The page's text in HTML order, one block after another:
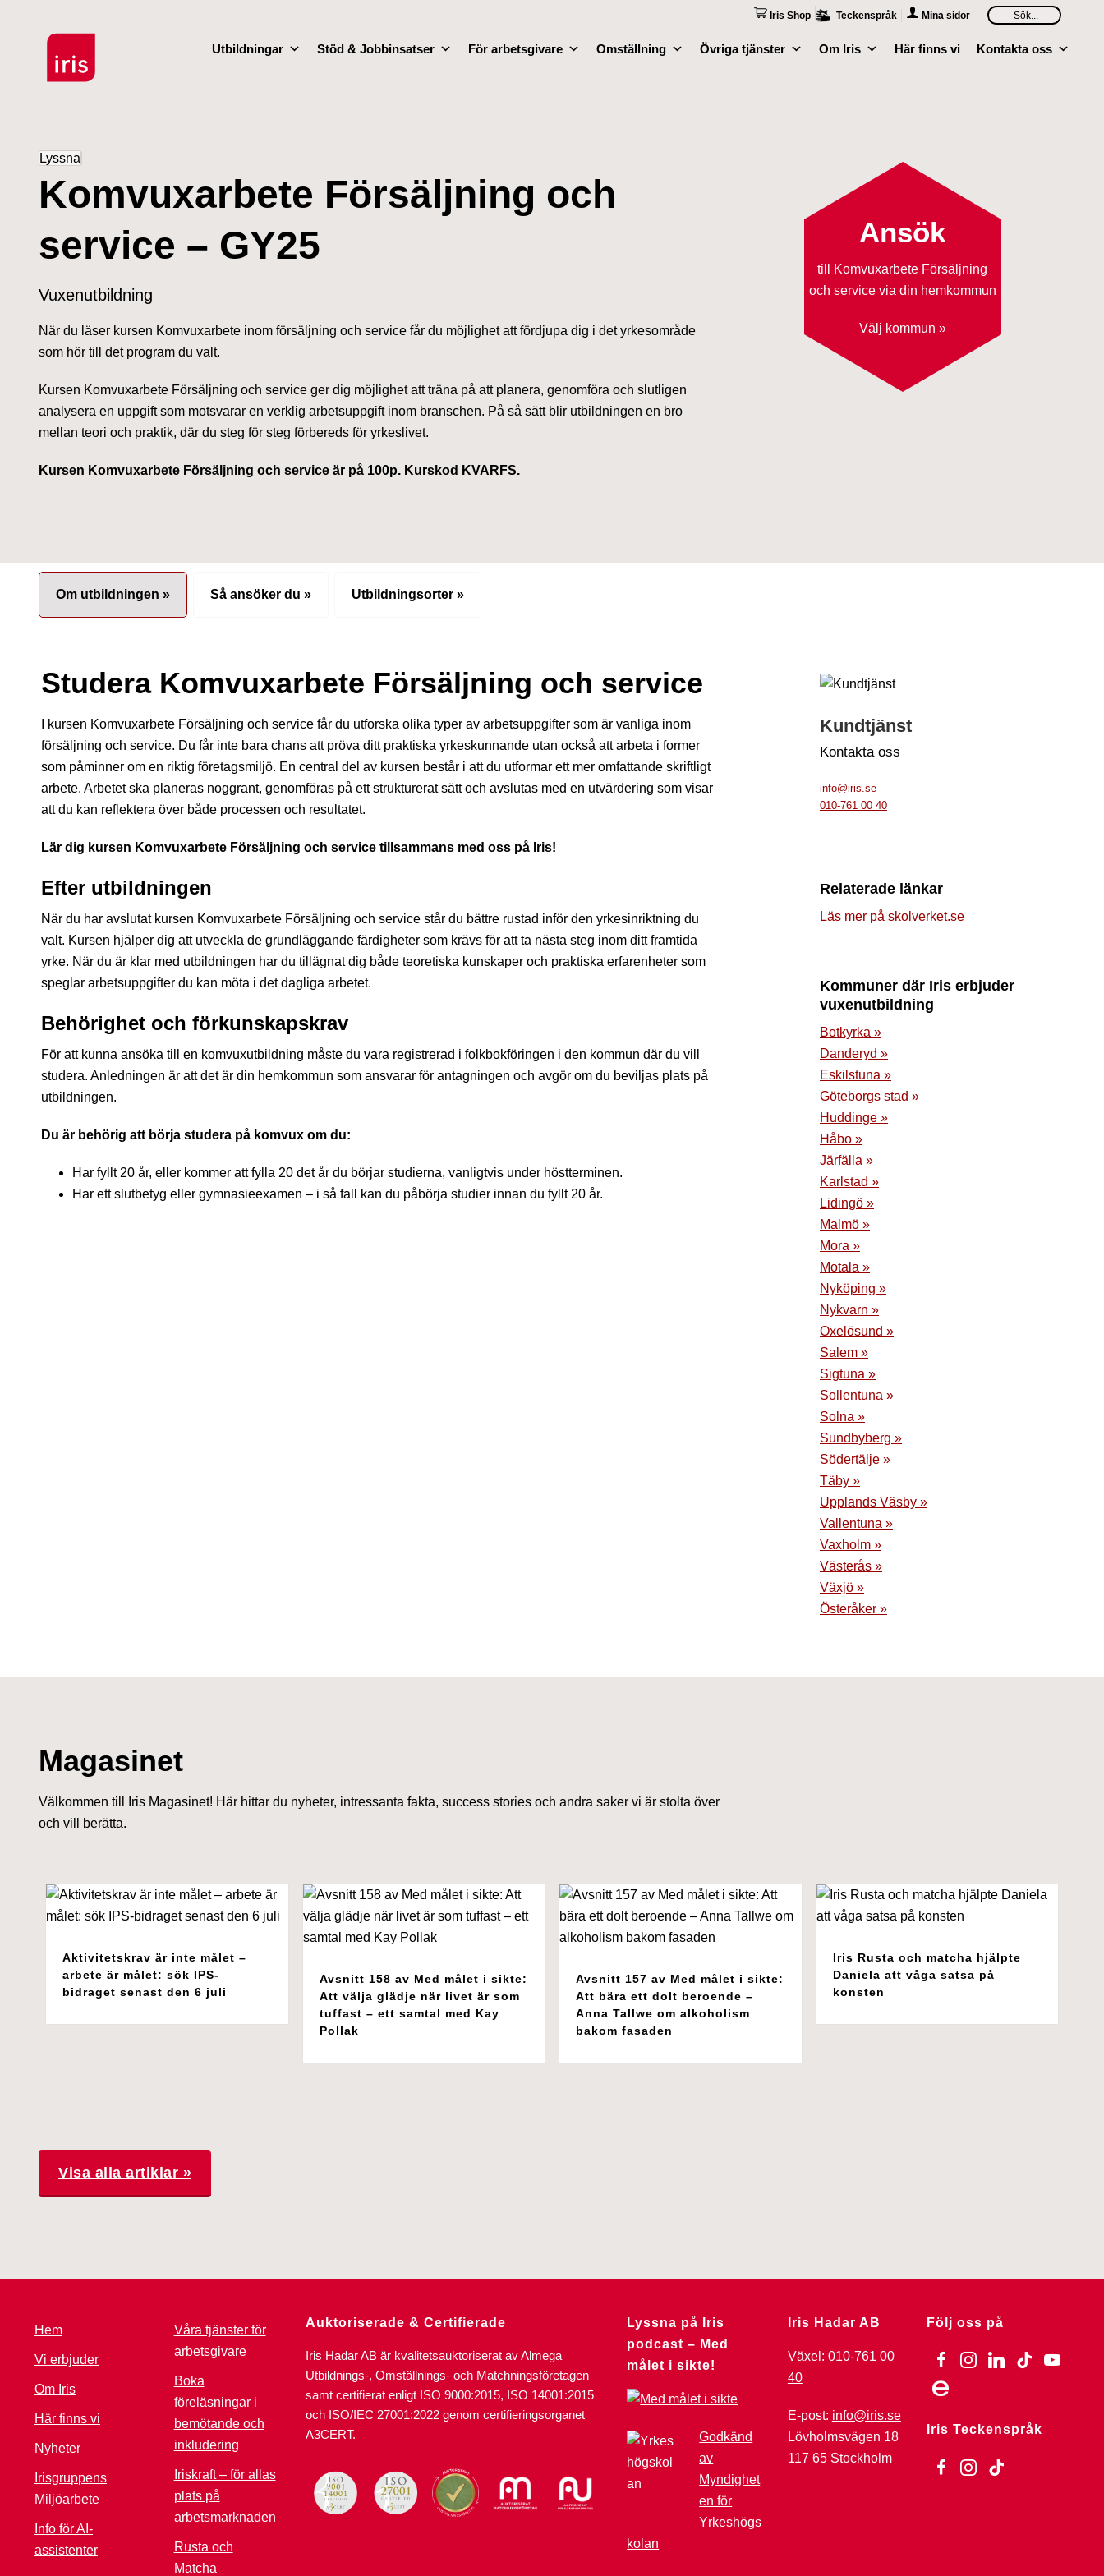
Iris Shop Teckenspråk Mina sidor
Utbildningar Stöd & Jobbinsatser För arbetsgivare Omställning Övriga tjänster Om Iris Här finns vi Kontakta oss
Lyssna
Komvuxarbete Försäljning och
service – GY25
Vuxenutbildning
När du läser kursen Komvuxarbete inom försäljning och service får du möjlighet att fördjupa dig i det yrkesområde
som hör till det program du valt.
Kursen Komvuxarbete Försäljning och service ger dig möjlighet att träna på att planera, genomföra och slutligen
analysera en uppgift som motsvarar en verklig arbetsuppgift inom branschen. På så sätt blir utbildningen en bro
mellan teori och praktik, där du steg för steg förbereds för yrkeslivet.
Kursen Komvuxarbete Försäljning och service är på 100p. Kurskod KVARFS.
Ansök
till Komvuxarbete Försäljning
och service via din hemkommun
Välj kommun »
Om utbildningen » Så ansöker du » Utbildningsorter »
Studera Komvuxarbete Försäljning och service
I kursen Komvuxarbete Försäljning och service får du utforska olika typer av arbetsuppgifter som är vanliga inom
försäljning och service. Du får inte bara chans att pröva ditt praktiska yrkeskunnande utan också att arbeta i former
som påminner om en riktig företagsmiljö. En central del av kursen består i att du utformar ett mer omfattande skriftligt
arbete. Arbetet ska planeras noggrant, genomföras på ett strukturerat sätt och avslutas med en utvärdering som visar
att du kan reflektera över både processen och resultatet.
Lär dig kursen Komvuxarbete Försäljning och service tillsammans med oss på Iris!
Efter utbildningen
När du har avslutat kursen Komvuxarbete Försäljning och service står du bättre rustad inför den yrkesinriktning du
valt. Kursen hjälper dig att utveckla de grundläggande färdigheter som krävs för att ta nästa steg inom ditt framtida
yrke. När du är klar med utbildningen har du tillägnat dig både teoretiska kunskaper och praktiska erfarenheter som
speglar arbetsuppgifter du kan möta i det dagliga arbetet.
Behörighet och förkunskapskrav
För att kunna ansöka till en komvuxutbildning måste du vara registrerad i folkbokföringen i den kommun där du vill
studera. Anledningen är att det är din hemkommun som ansvarar för antagningen och avgör om du beviljas plats på
utbildningen.
Du är behörig att börja studera på komvux om du:
Har fyllt 20 år, eller kommer att fylla 20 det år du börjar studierna, vanligtvis under höstterminen.
Har ett slutbetyg eller gymnasieexamen – i så fall kan du påbörja studier innan du fyllt 20 år.
Kundtjänst
Kontakta oss
info@iris.se
010-761 00 40
Relaterade länkar
Läs mer på skolverket.se
Kommuner där Iris erbjuder
vuxenutbildning
Botkyrka »
Danderyd »
Eskilstuna »
Göteborgs stad »
Huddinge »
Håbo »
Järfälla »
Karlstad »
Lidingö »
Malmö »
Mora »
Motala »
Nyköping »
Nykvarn »
Oxelösund »
Salem »
Sigtuna »
Sollentuna »
Solna »
Sundbyberg »
Södertälje »
Täby »
Upplands Väsby »
Vallentuna »
Vaxholm »
Västerås »
Växjö »
Österåker »
Magasinet
Välkommen till Iris Magasinet! Här hittar du nyheter, intressanta fakta, success stories och andra saker vi är stolta över
och vill berätta.
Aktivitetskrav är inte målet –
arbete är målet: sök IPS-
bidraget senast den 6 juli
Avsnitt 158 av Med målet i sikte:
Att välja glädje när livet är som
tuffast – ett samtal med Kay
Pollak
Avsnitt 157 av Med målet i sikte:
Att bära ett dolt beroende –
Anna Tallwe om alkoholism
bakom fasaden
Iris Rusta och matcha hjälpte
Daniela att våga satsa på
konsten
Visa alla artiklar »
Hem
Vi erbjuder
Om Iris
Här finns vi
Nyheter
Irisgruppens
Miljöarbete
Info för AI-
assistenter
Våra tjänster för
arbetsgivare
Boka
föreläsningar i
bemötande och
inkludering
Iriskraft – för allas
plats på
arbetsmarknaden
Rusta och
Matcha
Auktoriserade & Certifierade
Iris Hadar AB är kvalitetsauktoriserat av Almega
Utbildnings-, Omställnings- och Matchningsföretagen
samt certifierat enligt ISO 9000:2015, ISO 14001:2015
och ISO/IEC 27001:2022 genom certifieringsorganet
A3CERT.
Lyssna på Iris
podcast – Med
målet i sikte!
Godkänd
av
Myndighet
en för
Yrkeshögs
kolan
Iris Hadar AB
Växel: 010-761 00
40
E-post: info@iris.se
Lövholmsvägen 18
117 65 Stockholm
Följ oss på
facebookinstagramlinkedin
tiktok youtube
ebay
Iris Teckenspråk
facebookinstagram
tiktok